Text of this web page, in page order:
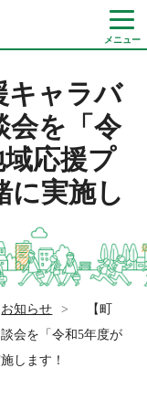
キャラバ
会を「令
応援プ
に実施し
お知らせ >
【町
会を「令和5年度が
します！